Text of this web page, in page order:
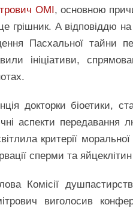
ОМІ, основною
грішник. А відповіддю
Пасхальної тайни
ініціативи,
докторки біоетики,
аспекти передавання
критерії
сперми та
Комісії
виголосив